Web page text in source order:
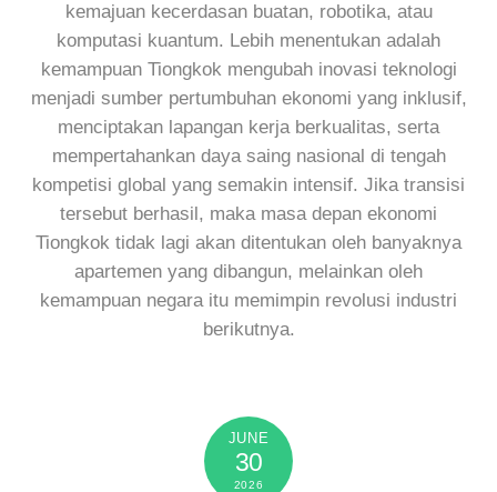
kemajuan kecerdasan buatan, robotika, atau
komputasi kuantum. Lebih menentukan adalah
kemampuan Tiongkok mengubah inovasi teknologi
menjadi sumber pertumbuhan ekonomi yang inklusif,
menciptakan lapangan kerja berkualitas, serta
mempertahankan daya saing nasional di tengah
kompetisi global yang semakin intensif. Jika transisi
tersebut berhasil, maka masa depan ekonomi
Tiongkok tidak lagi akan ditentukan oleh banyaknya
apartemen yang dibangun, melainkan oleh
kemampuan negara itu memimpin revolusi industri
berikutnya.
JUNE
30
2026